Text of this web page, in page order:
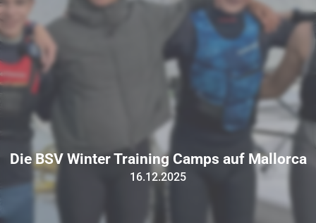
Die BSV Winter Training Camps auf Mallorca
16.12.2025